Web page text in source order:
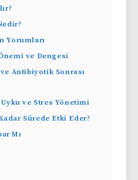
Yorumları
ve Dengesi
Antibiyotik Sonrası
Uyku ve Stres Yönetimi
Sürede Etki Eder?
Mı